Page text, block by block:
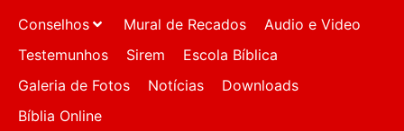
Conselhos Mural de Recados
Audio e Video
Testemunhos
Sirem
Escola Bíblica
Galeria de Fotos
Notícias
Downloads
Bíblia Online